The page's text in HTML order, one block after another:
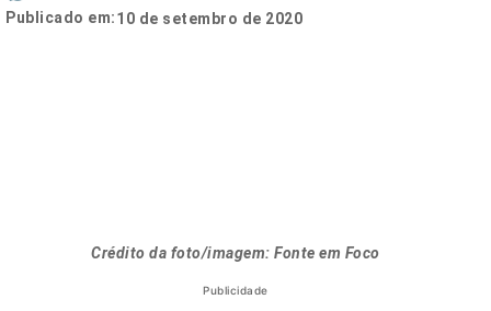
Publicado em:10 de setembro de 2020
Crédito da foto/imagem: Fonte em Foco
Publicidade